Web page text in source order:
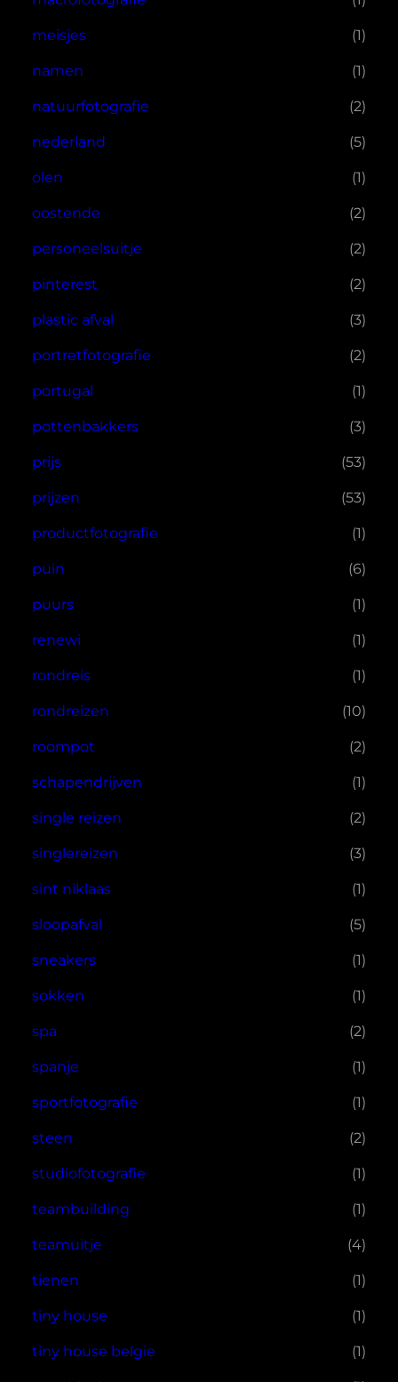
meisjes (1)
namen (1)
natuurfotografie (2)
nederland (5)
olen (1)
oostende (2)
personeelsuitje (2)
pinterest (2)
plastic afval (3)
portretfotografie (2)
portugal (1)
pottenbakkers (3)
prijs (53)
prijzen (53)
productfotografie (1)
puin (6)
puurs (1)
renewi (1)
rondreis (1)
rondreizen (10)
roompot (2)
schapendrijven (1)
single reizen (2)
singlereizen (3)
sint niklaas (1)
sloopafval (5)
sneakers (1)
sokken (1)
spa (2)
spanje (1)
sportfotografie (1)
steen (2)
studiofotografie (1)
teambuilding (1)
teamuitje (4)
tienen (1)
tiny house (1)
tiny house belgie (1)